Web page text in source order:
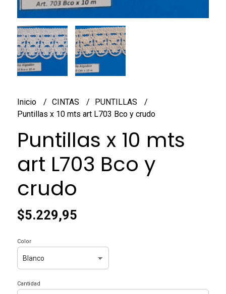
Inicio CINTAS
PUNTILLAS
Puntillas x 10 mts art L703 Bco y crudo
Puntillas x 10 mts
art L703 Bco y
crudo
$5.229,95
Color
Cantidad